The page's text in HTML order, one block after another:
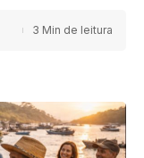
3 Min de leitura